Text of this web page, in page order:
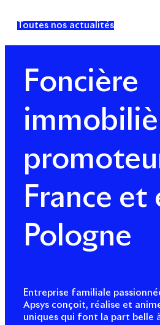
Toutes nos actualités
Foncière
France et
Pologne
Entreprise familiale
Apsys conçoit, réalise et
uniques qui font la part belle